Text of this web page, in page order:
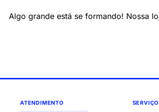
Algo grande está se formando! Nossa
ATENDIMENTO